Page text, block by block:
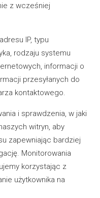
z wcześniej
IP, typu
rodzaju systemu
informacji o
przesyłanych do
kontaktowego.
i sprawdzenia, w jaki
witryn, aby
zapewniając bardziej
Monitorowania
korzystając z
użytkownika na